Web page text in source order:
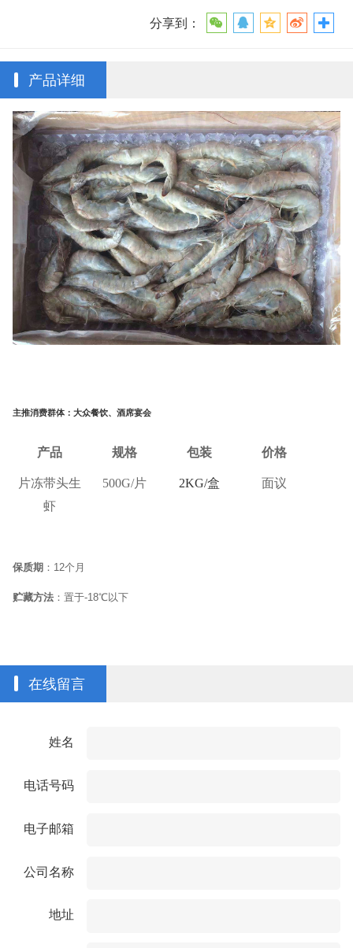
分享到：
产品详细
主推消费群体：大众餐饮、酒席宴会
产品 规格 包装 价格
片冻带头生
虾
500G/片 2KG/盒 面议
保质期 ： 12个月
贮藏方法：置于-18℃以下
在线留言
姓名
电话号码
电子邮箱
公司名称
地址